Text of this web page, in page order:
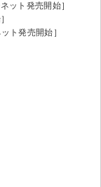
ット発売開始］
ト発売開始］